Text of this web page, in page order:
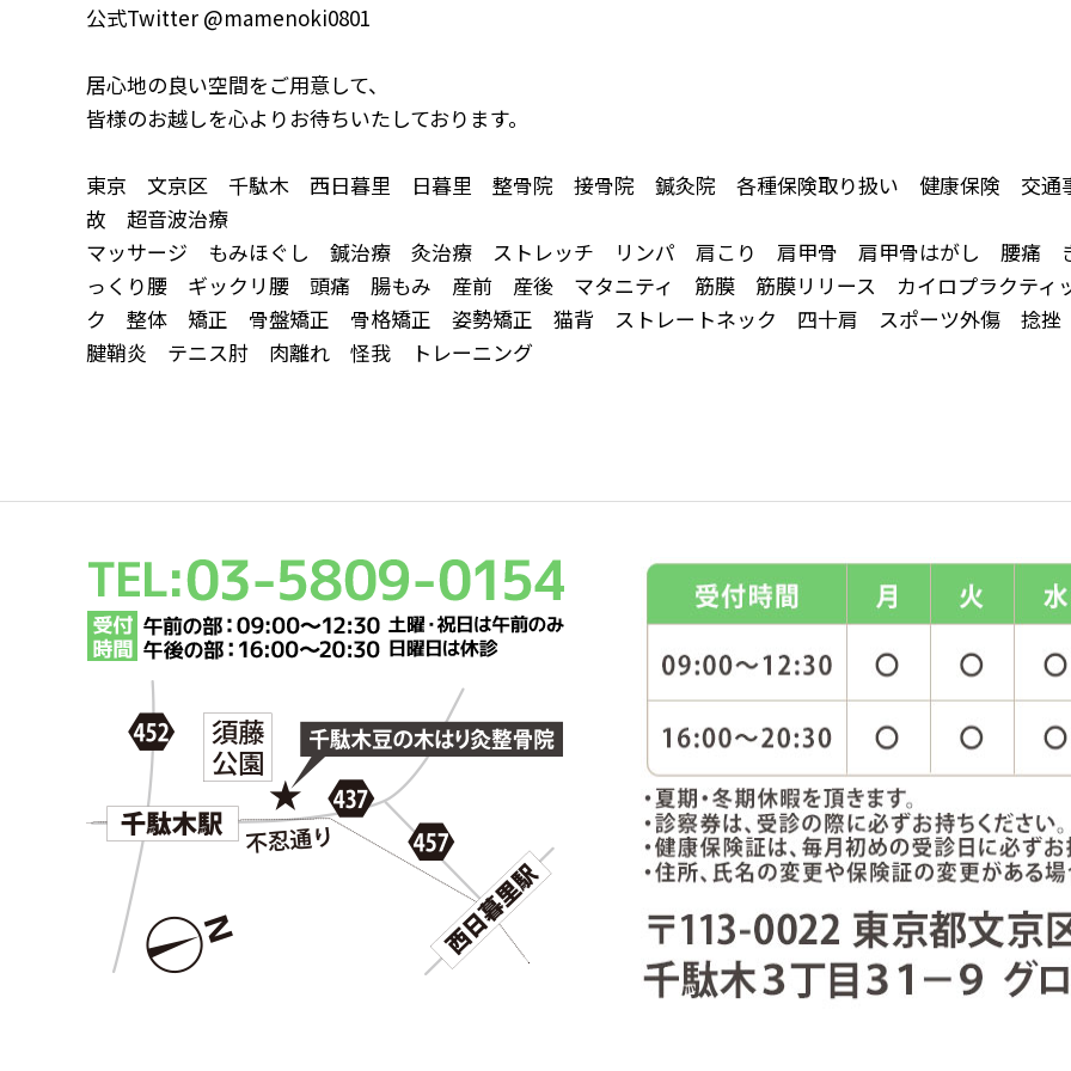
公式Twitter @mamenoki0801
居心地の良い空間をご用意して、
皆様のお越しを心よりお待ちいたしております。
東京 文京区 千駄木 西日暮里 日暮里 整骨院 接骨院 鍼灸院 各種保険取り扱い 健康保険 交通
故 超音波治療
マッサージ もみほぐし 鍼治療 灸治療 ストレッチ リンパ 肩こり 肩甲骨 肩甲骨はがし 腰痛
っくり腰 ギックリ腰 頭痛 腸もみ 産前 産後 マタニティ 筋膜 筋膜リリース カイロプラクティ
ク 整体 矯正 骨盤矯正 骨格矯正 姿勢矯正 猫背 ストレートネック 四十肩 スポーツ外傷 捻挫
腱鞘炎 テニス肘 肉離れ 怪我 トレーニング